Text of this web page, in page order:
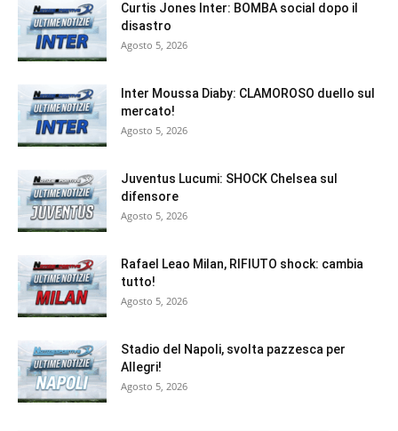
Curtis Jones Inter: BOMBA social dopo il
disastro
Agosto 5, 2026
Inter Moussa Diaby: CLAMOROSO duello sul
mercato!
Agosto 5, 2026
Juventus Lucumi: SHOCK Chelsea sul
difensore
Agosto 5, 2026
Rafael Leao Milan, RIFIUTO shock: cambia
tutto!
Agosto 5, 2026
Stadio del Napoli, svolta pazzesca per
Allegri!
Agosto 5, 2026